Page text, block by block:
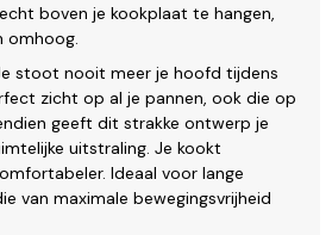
boven je kookplaat te hangen,
omhoog.
stoot nooit meer je hoofd tijdens
zicht op al je pannen, ook die op
geeft dit strakke ontwerp je
uitstraling. Je kookt
Ideaal voor lange
van maximale bewegingsvrijheid